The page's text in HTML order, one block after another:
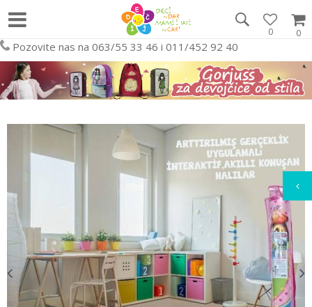
0
0
Pozovite nas na 063/55 33 46 i 011/452 92 40